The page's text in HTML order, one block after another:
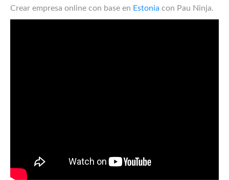
Crear empresa online con base en Estonia con Pau Ninja.